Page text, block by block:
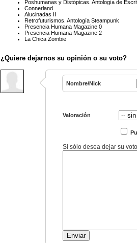
Poshumanas y Distópicas. Antología de
Connerland
Alucinadas II
Retrofuturismos. Antología Steampunk
Presencia Humana Magazine 0
Presencia Humana Magazine 2
La Chica Zombie
¿Quiere dejarnos su opinión o su voto?
Nombre/Nick
Valoración
Si sólo desea dejar su